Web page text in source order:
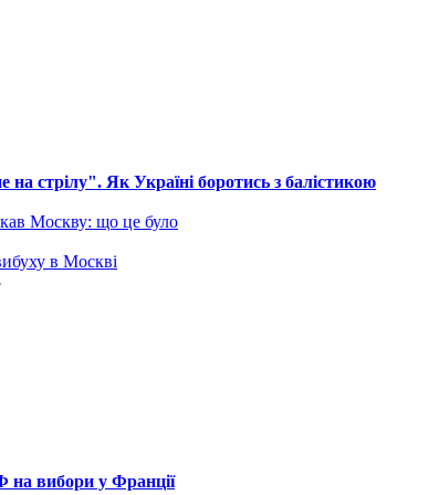
стрілу". Як Україні боротись з балістикою
Москву: що це було
в Москві
на вибори у Франції